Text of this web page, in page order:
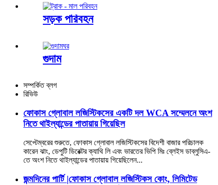
সড়ক পরিবহন
গুদাম
সম্পর্কিত ব্লগ
রিভিউ
ফোকাস গ্লোবাল লজিস্টিকসের একটি দল WCA সম্মেলনে অংশ
নিতে থাইল্যান্ডের পাতায়ায় গিয়েছিল
সেপ্টেম্বরের শুরুতে, ফোকাস গ্লোবাল লজিস্টিকসের বিদেশী বাজার পরিচালক
কারেন ঝাং, ডেপুটি ডিরেক্টর ক্যাথি লি এবং ভারতের ভিপি মিঃ ব্লেইস ডাব্লুসিএ-
তে অংশ নিতে থাইল্যান্ডের পাতায়ায় গিয়েছিলেন...
জন্মদিনের পার্টি |ফোকাস গ্লোবাল লজিস্টিকস কোং, লিমিটেড